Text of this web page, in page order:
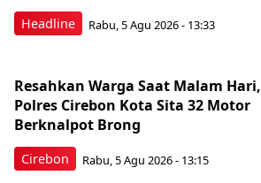
Headline Rabu, 5 Agu 2026 - 13:33
Cirebon
Resahkan Warga Saat Malam Hari,
Polres Cirebon Kota Sita 32 Motor
Berknalpot Brong
Rabu, 5 Agu 2026 - 13:15